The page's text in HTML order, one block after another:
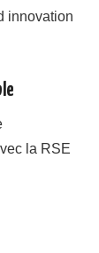
innovation
la RSE